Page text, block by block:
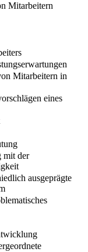
Mitarbeitern
Mitarbeitern in
eines
mit der
ausgeprägte